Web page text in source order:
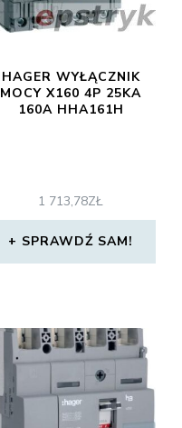
HAGER WYŁĄCZNIK
MOCY X160 4P 25KA
160A HHA161H
1 713,78ZŁ
SPRAWDŹ SAM!